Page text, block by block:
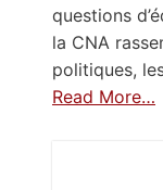
questions
la CNA
politiques,
Read More…